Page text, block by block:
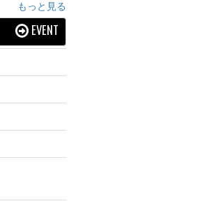
もっと見る
EVENT